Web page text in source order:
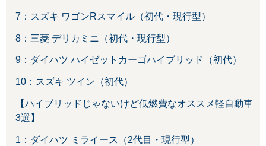
7：スズキ ワゴンRスマイル（初代・現行型）
8：三菱 デリカミニ（初代・現行型）
9：ダイハツ ハイゼットカーゴハイブリッド（初代）
10：スズキ ツイン（初代）
【ハイブリッドじゃないけど低燃費なオススメ軽自動車
3選】
1：ダイハツ ミライース（2代目・現行型）